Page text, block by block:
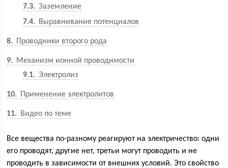
7.3
Заземление
7.4
Выравнивание потенциалов
8 Проводники второго рода
9
Механизм ионной проводимости
9.1
Электролиз
10 Применение электролитов
11 Видео по теме
Все вещества по-разному реагируют на электричество: одни
его проводят, другие нет, третьи могут проводить и не
проводить в зависимости от внешних условий. Это свойство